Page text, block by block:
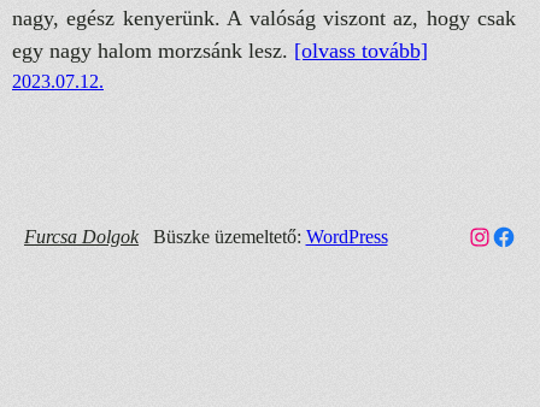
nagy, egész kenyerünk. A valóság viszont az, hogy csak
egy nagy halom morzsánk lesz. [olvass tovább]
2023.07.12.
Furcsa Dolgok Büszke üzemeltető: WordPress Link a Furcsa Dolgok Instagram fiókhoz